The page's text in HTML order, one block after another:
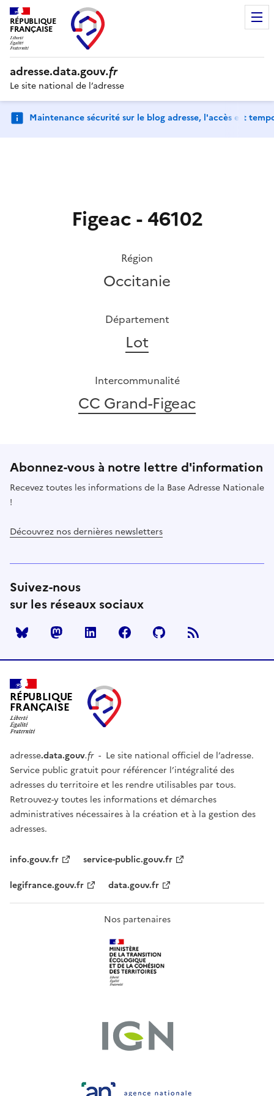
RÉPUBLIQUE
FRANÇAISE
adresse.data.gouv.fr
Le site national de l’adresse
Maintenance sécurité sur le blog adresse, l'accès est
Figeac-46102
Région
Occitanie
Département
Lot
Intercommunalité
CC Grand-Figeac
Abonnez-vous à notre lettre d'information
Recevez toutes les informations de la Base Adresse Nationale
!
Découvrez nos dernières newsletters
Suivez-nous
sur les réseaux sociaux
MastodonLinkedIn FacebookGithub
RÉPUBLIQUE
FRANÇAISE
adresse.data.gouv.fr- Le site national officiel de l’adresse.
Service public gratuit pour référencer l’intégralité des
adresses du territoire et les rendre utilisables par tous.
Retrouvez-y toutes les informations et démarches
administratives nécessaires à la création et à la gestion des
adresses.
info.gouv.fr
service-public.gouv.fr
legifrance.gouv.fr
data.gouv.fr
Nos partenaires